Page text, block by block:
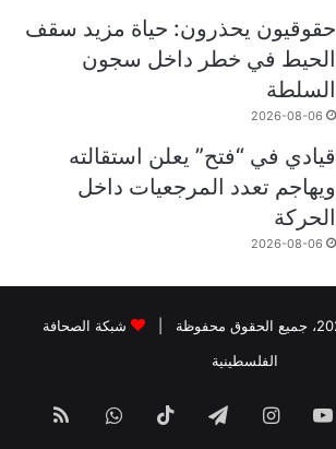
حقوقيون يحذرون: حياة مزيد سقف
الحيط في خطر داخل سجون
السلطة
2026-08-06
قيادي في “فتح” يعلن استقالته
ويهاجم تعدد المرجعيات داخل
الحركة
2026-08-06
شبكة الصحافة
الفلسطينية
‫YouTubeانستقرامتيلقرام ‫TikTokواتسابملخص